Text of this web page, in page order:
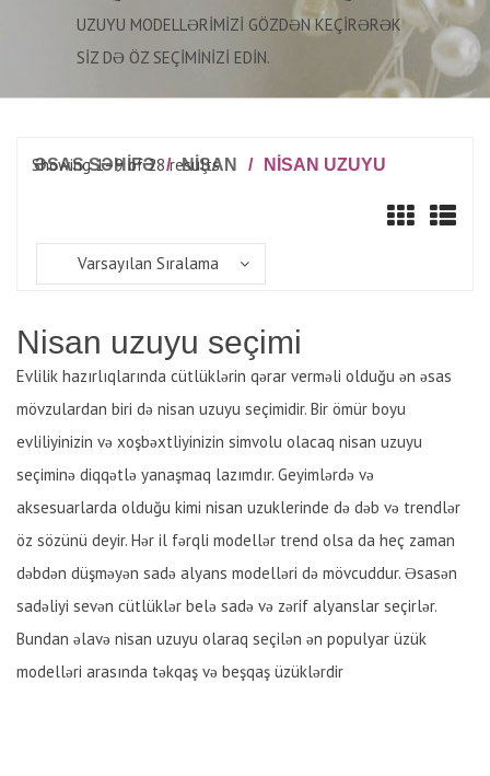
UZUYU MODELLƏRIMIZI GÖZDƏN KEÇIRƏRƏK
SIZ DƏ ÖZ SEÇIMINIZI EDIN.
ƏSAS SƏHİFƏ / NIŞAN / NISAN UZUYU
Showing 1–9 of 28 results
Varsayılan Sıralama
Nisan uzuyu seçimi
Evlilik hazırlıqlarında cütlüklərin qərar verməli olduğu ən əsas
mövzulardan biri də nisan uzuyu seçimidir. Bir ömür boyu
evliliyinizin və xoşbəxtliyinizin simvolu olacaq nisan uzuyu
seçiminə diqqətlə yanaşmaq lazımdır. Geyimlərdə və
aksesuarlarda olduğu kimi nisan uzuklerinde də dəb və trendlər
öz sözünü deyir. Hər il fərqli modellər trend olsa da heç zaman
dəbdən düşməyən sadə alyans modelləri də mövcuddur. Əsasən
sadəliyi sevən cütlüklər belə sadə və zərif alyanslar seçirlər.
Bundan əlavə nisan uzuyu olaraq seçilən ən populyar üzük
modelləri arasında təkqaş və beşqaş üzüklərdir